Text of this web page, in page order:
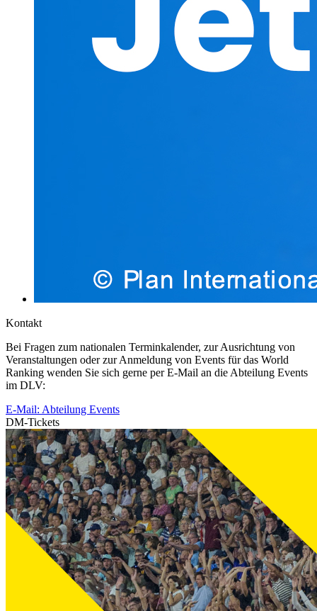
Kontakt
Bei Fragen zum nationalen Terminkalender, zur Ausrichtung von
Veranstaltungen oder zur Anmeldung von Events für das World
Ranking wenden Sie sich gerne per E-Mail an die Abteilung Events
im DLV:
E-Mail: Abteilung Events
DM-Tickets